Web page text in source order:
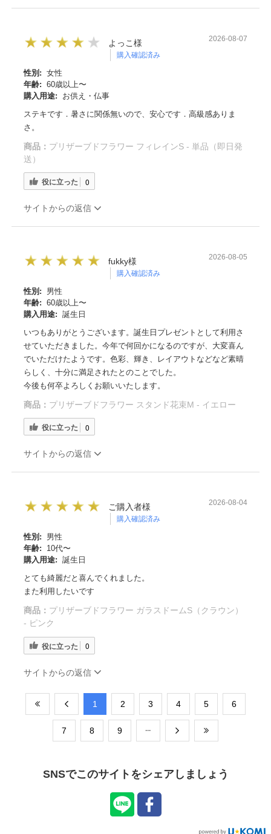
よっこ様
購入確認済み
2026-08-07
性別: 女性
年齢: 60歳以上〜
購入用途:
お供え・仏事
ステキです．暑さに関係無いので、安心です．高級感ありま
さ。
商品： プリザーブドフラワー フィレインS - 単品（即日発
送）
役に立った 0
サイトからの返信
fukky様
購入確認済み
2026-08-05
性別:
男性
年齢: 60歳以上〜
購入用途: 誕生日
いつもありがとうございます。誕生日プレゼントとして利用さ
せていただきました。今年で何回かになるのですが、大変喜ん
でいただけたようです。色彩、輝き、レイアウトなどなど素晴
らしく、十分に満足されたとのことでした。
今後も何卒よろしくお願いいたします。
商品： プリザーブドフラワー スタンド花束M - イエロー
役に立った 0
サイトからの返信
ご購入者様
購入確認済み
2026-08-04
性別:
男性
年齢:
10代〜
購入用途: 誕生日
とても綺麗だと喜んでくれました。
また利用したいです
商品： プリザーブドフラワー ガラスドームS（クラウン）
- ピンク
役に立った 0
サイトからの返信
​1 ​2 ​3 ​4 ​5 ​6
​7 ​8 ​9
SNSでこのサイトをシェアしましょう